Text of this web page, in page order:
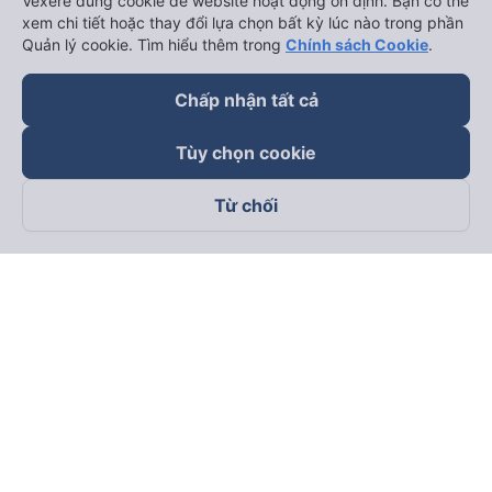
Theo dõi chúng tôi trên
xem chi tiết hoặc thay đổi lựa chọn bất kỳ lúc nào trong phần
Quản lý cookie. Tìm hiểu thêm trong Chính sách Cookie.
Chấp nhận tất cả
Tùy chọn cookie
Từ chối